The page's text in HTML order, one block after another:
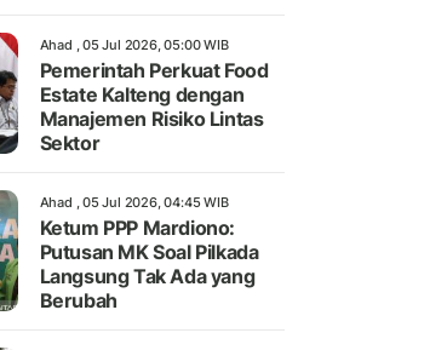
Ahad , 05 Jul 2026, 05:00 WIB
Pemerintah Perkuat Food
Estate Kalteng dengan
Manajemen Risiko Lintas
Sektor
Ahad , 05 Jul 2026, 04:45 WIB
Ketum PPP Mardiono:
Putusan MK Soal Pilkada
Langsung Tak Ada yang
Berubah